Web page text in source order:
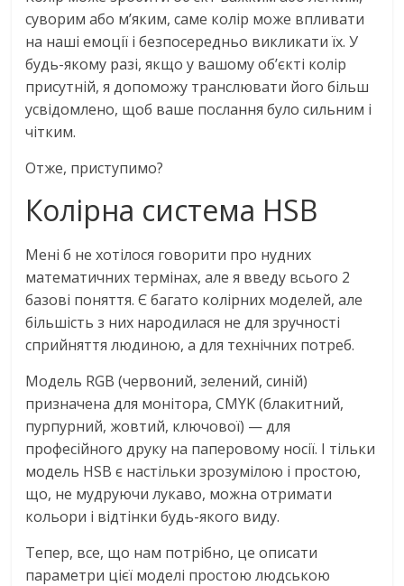
суворим або м’яким, саме колір може впливати
на наші емоції і безпосередньо викликати їх. У
будь-якому разі, якщо у вашому об’єкті колір
присутній, я допоможу транслювати його більш
усвідомлено, щоб ваше послання було сильним і
чітким.
Отже, приступимо?
Колірна система HSB
Мені б не хотілося говорити про нудних
математичних термінах, але я введу всього 2
базові поняття. Є багато колірних моделей, але
більшість з них народилася не для зручності
сприйняття людиною, а для технічних потреб.
Модель RGB (червоний, зелений, синій)
призначена для монітора, CMYK (блакитний,
пурпурний, жовтий, ключової) — для
професійного друку на паперовому носії. І тільки
модель HSB є настільки зрозумілою і простою,
що, не мудруючи лукаво, можна отримати
кольори і відтінки будь-якого виду.
Тепер, все, що нам потрібно, це описати
параметри цієї моделі простою людською